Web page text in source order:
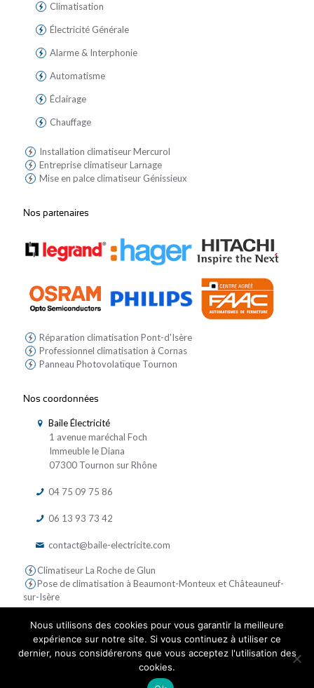
Climatisation
Électricité Générale
Alarme & Interphonie
Automatisme
Éclairage
Chauffage
Installation climatiseur Mercurol
Entreprise climatiseur Larnage
Mise en palce climatiseur Génissieux
Nos partenaires
Réparation climatisation Pont-d'Isère
Professionnel climatisation à Cornas
Panneau Photovolatïque Tournon
Nos coordonnées
Baile Électricité
1 avenue maréchal Foch
Immeuble le Diana
07300 Tournon sur Rhône
04 75 09 75 86
06 13 93 73 42
contact@baile-electricite.com
Climatiseur La Roche de Glun
Pose de climatisation à Beaumont-Monteux et Châteauneuf-
sur-Isère
© 2019 Baile Electricite - Tous droits réservés | Réalisé par
Nous utilisons des cookies pour vous garantir la meilleure
expérience sur notre site. Si vous continuez à utiliser ce
dernier, nous considérerons que vous acceptez l'utilisation des
cookies.